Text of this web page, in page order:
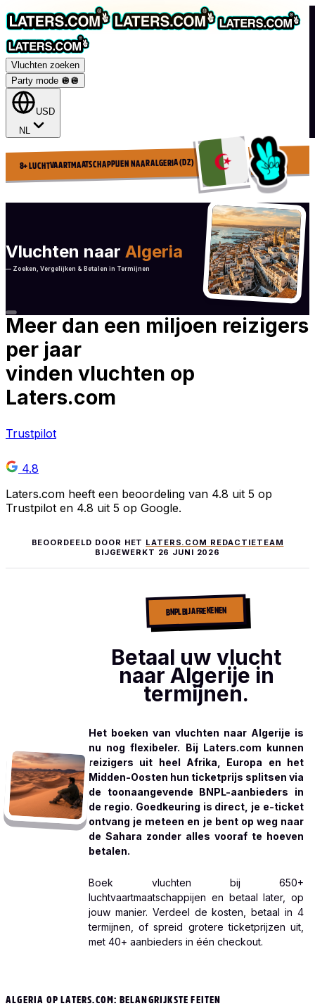
Vluchten zoeken
Party mode 🪩 🪩
USD
NL
8+ LUCHTVAARTMAATSCHAPPIJEN NAAR ALGERIA (DZ)
Vluchten naar Algeria
— Zoeken, Vergelijken & Betalen in Termijnen
Meer dan een miljoen reizigers
per jaar
vinden vluchten op
Laters.com
Trustpilot
4.8
Laters.com heeft een beoordeling van 4.8 uit 5 op
Trustpilot en 4.8 uit 5 op Google.
BEOORDEELD DOOR HET LATERS.COM REDACTIETEAM
BIJGEWERKT 26 JUNI 2026
BNPL BIJ AFREKENEN
Betaal uw vlucht
naar Algerije in
termijnen.
Het boeken van vluchten naar Algerije is
nu nog flexibeler. Bij Laters.com kunnen
reizigers uit heel Afrika, Europa en het
Midden-Oosten hun ticketprijs splitsen via
de toonaangevende BNPL-aanbieders in
de regio. Goedkeuring is direct, je e-ticket
ontvang je meteen en je bent op weg naar
de Sahara zonder alles vooraf te hoeven
betalen.
Boek vluchten bij 650+
luchtvaartmaatschappijen en betaal later, op
jouw manier. Verdeel de kosten, betaal in 4
termijnen, of spreid grotere ticketprijzen uit,
met 40+ aanbieders in één checkout.
ALGERIA OP LATERS.COM: BELANGRIJKSTE FEITEN